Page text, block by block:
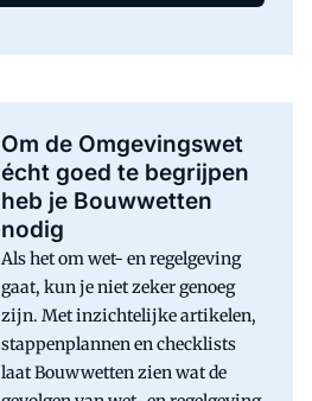
Om de Omgevingswet
écht goed te begrijpen
heb je Bouwwetten
nodig
Als het om wet- en regelgeving
gaat, kun je niet zeker genoeg
zijn. Met inzichtelijke artikelen,
stappenplannen en checklists
laat Bouwwetten zien wat de